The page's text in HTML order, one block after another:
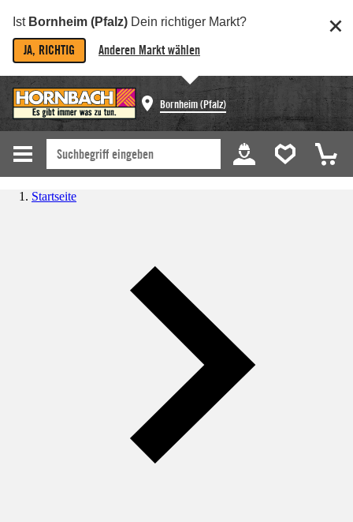
Ist Bornheim (Pfalz) Dein richtiger Markt?
JA, RICHTIG Anderen Markt wählen
Bornheim (Pfalz)
Startseite